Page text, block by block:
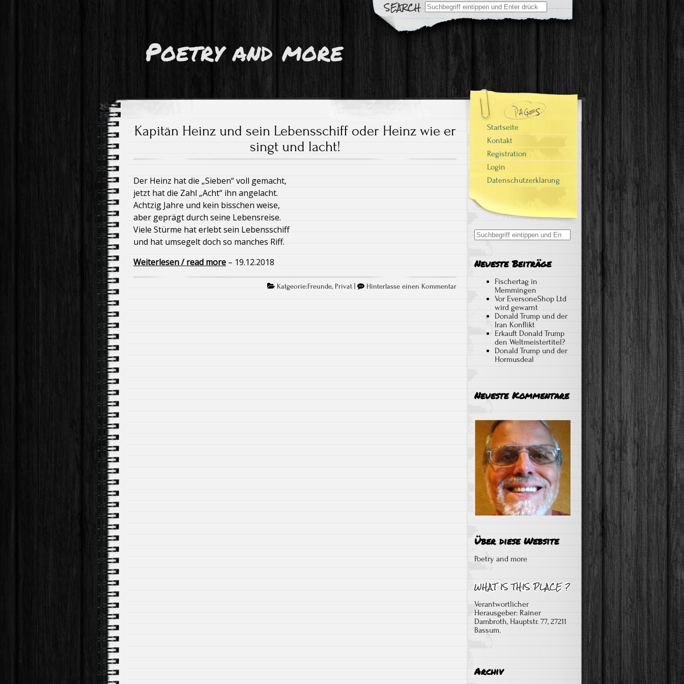
Search
for:
Poetry and more
Kapitän Heinz und sein Lebensschiff oder Heinz wie er
singt und lacht!
Der Heinz hat die „Sieben“ voll gemacht,
jetzt hat die Zahl „Acht“ ihn angelacht.
Achtzig Jahre und kein bisschen weise,
aber geprägt durch seine Lebensreise.
Viele Stürme hat erlebt sein Lebensschiff
und hat umsegelt doch so manches Riff.
Weiterlesen / read more – 19.12.2018
Katgeorie:Freunde, Privat | Hinterlasse einen Kommentar
Startseite
Kontakt
Registration
Login
Datenschutzerklärung
Search
for:
Neueste Beiträge
Fischertag in
Memmingen
Vor EversoneShop Ltd
wird gewarnt
Donald Trump und der
Iran Konflikt
Erkauft Donald Trump
den Weltmeistertitel?
Donald Trump und der
Hormusdeal
Neueste Kommentare
Über diese Website
Poetry and more
Verantwortlicher
Herausgeber: Rainer
Dambroth, Hauptstr. 77, 27211
Bassum.
Archiv